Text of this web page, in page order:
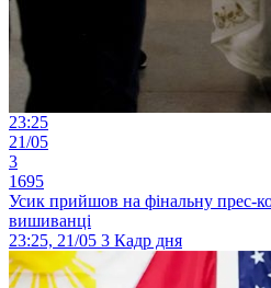
23:25
21/05
3
1695
Усик прийшов на фінальну прес-
вишиванці
23:25, 21/05 3 Кадр дня